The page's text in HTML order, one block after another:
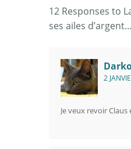
12 Responses to
ses ailes d’argent…
2
Je veux revoir Claus